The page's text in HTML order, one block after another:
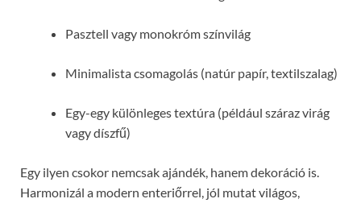
Pasztell vagy monokróm színvilág
Minimalista csomagolás (natúr papír, textilszalag)
Egy-egy különleges textúra (például száraz virág
vagy díszfű)
Egy ilyen csokor nemcsak ajándék, hanem dekoráció is.
Harmonizál a modern enteriőrrel, jól mutat világos,